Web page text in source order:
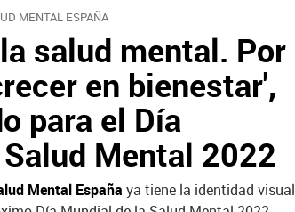
MENTAL ESPAÑA
salud mental. Por
en bienestar',
para el Día
Mental 2022
Mental España ya tiene la identidad visual